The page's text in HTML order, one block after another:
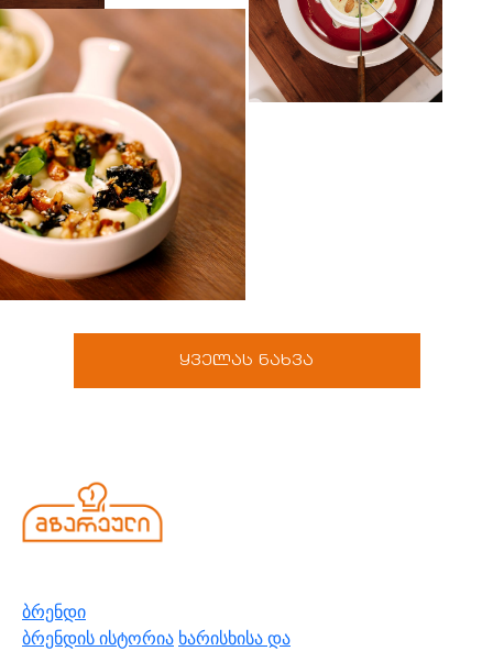
ყველას ნახვა
ბრენდი
ბრენდის ისტორია ხარისხისა და